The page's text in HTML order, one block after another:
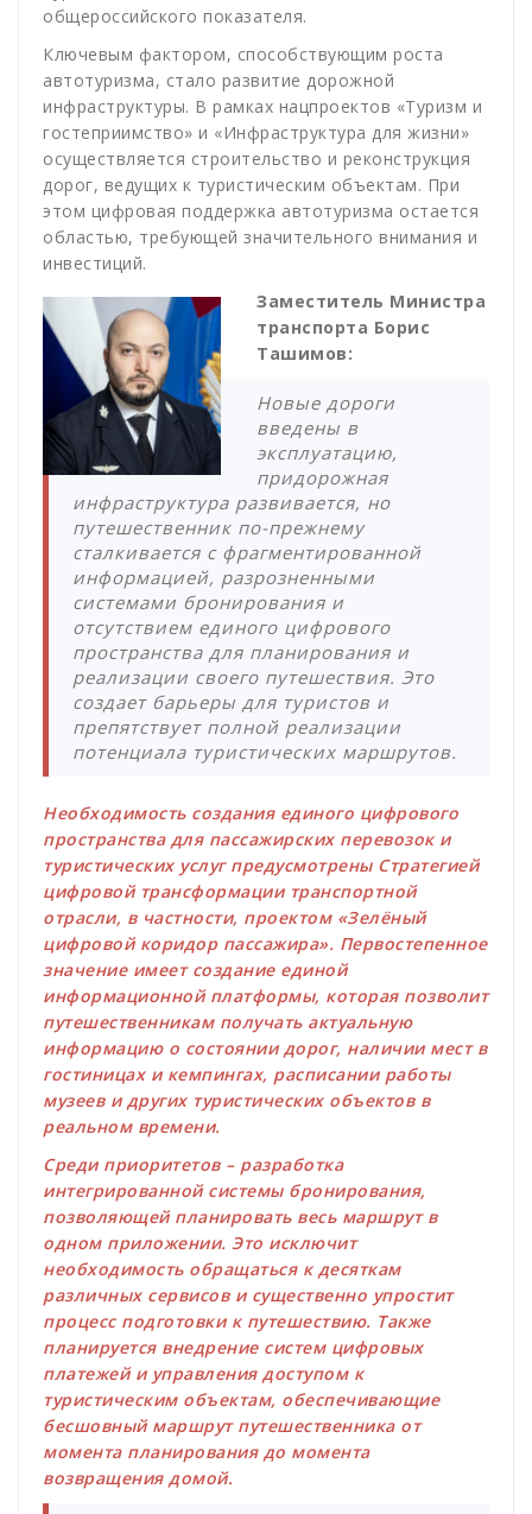
общероссийского показателя.
Ключевым фактором, способствующим роста
автотуризма, стало развитие дорожной
инфраструктуры. В рамках нацпроектов «Туризм и
гостеприимство» и «Инфраструктура для жизни»
осуществляется строительство и реконструкция
дорог, ведущих к туристическим объектам. При
этом цифровая поддержка автотуризма остается
областью, требующей значительного внимания и
инвестиций.
Заместитель Министра
транспорта Борис
Ташимов:
Новые дороги
введены в
эксплуатацию,
придорожная
инфраструктура развивается, но
путешественник по-прежнему
сталкивается с фрагментированной
информацией, разрозненными
системами бронирования и
отсутствием единого цифрового
пространства для планирования и
реализации своего путешествия. Это
создает барьеры для туристов и
препятствует полной реализации
потенциала туристических маршрутов.
Необходимость создания единого цифрового
пространства для пассажирских перевозок и
туристических услуг предусмотрены Стратегией
цифровой трансформации транспортной
отрасли, в частности, проектом «Зелёный
цифровой коридор пассажира». Первостепенное
значение имеет создание единой
информационной платформы, которая позволит
путешественникам получать актуальную
информацию о состоянии дорог, наличии мест в
гостиницах и кемпингах, расписании работы
музеев и других туристических объектов в
реальном времени.
Среди приоритетов – разработка
интегрированной системы бронирования,
позволяющей планировать весь маршрут в
одном приложении. Это исключит
необходимость обращаться к десяткам
различных сервисов и существенно упростит
процесс подготовки к путешествию. Также
планируется внедрение систем цифровых
платежей и управления доступом к
туристическим объектам, обеспечивающие
бесшовный маршрут путешественника от
момента планирования до момента
возвращения домой.